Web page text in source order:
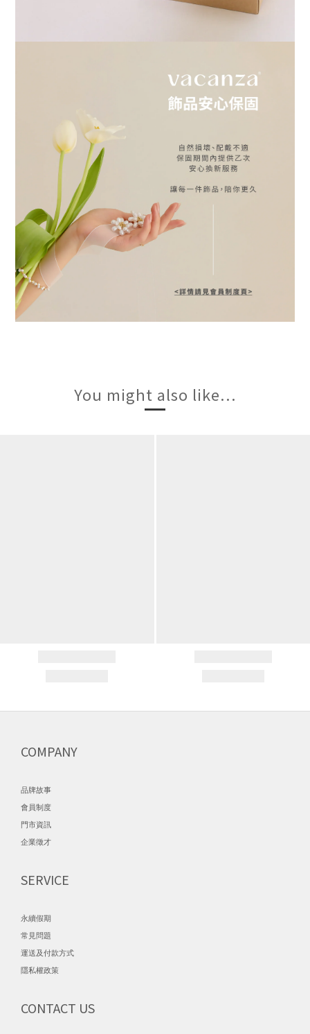
You might also like...
COMPANY
品牌故事
會員制度
門市資訊
企業徵才
SERVICE
永續假期
常見問題
運送及付款方式
隱私權政策
CONTACT US